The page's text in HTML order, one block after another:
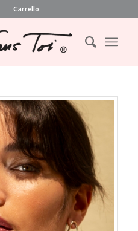
Carrello